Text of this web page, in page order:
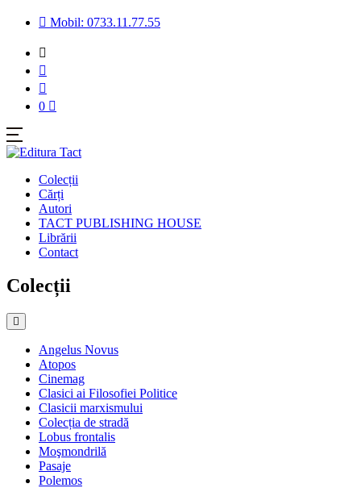
Mobil: 0733.11.77.55
0
Colecții
Cărți
Autori
TACT PUBLISHING HOUSE
Librării
Contact
Colecții
Angelus Novus
Atopos
Cinemag
Clasici ai Filosofiei Politice
Clasicii marxismului
Colecția de stradă
Lobus frontalis
Moşmondrilă
Pasaje
Polemos